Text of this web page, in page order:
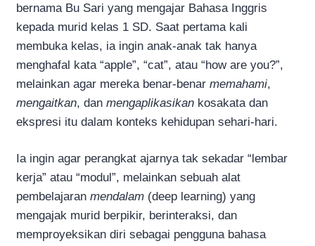
bernama Bu Sari yang mengajar Bahasa Inggris
kepada murid kelas 1 SD. Saat pertama kali
membuka kelas, ia ingin anak-anak tak hanya
menghafal kata “apple”, “cat”, atau “how are you?”,
melainkan agar mereka benar-benar memahami,
mengaitkan, dan mengaplikasikan kosakata dan
ekspresi itu dalam konteks kehidupan sehari-hari.
Ia ingin agar perangkat ajarnya tak sekadar “lembar
kerja” atau “modul”, melainkan sebuah alat
pembelajaran mendalam (deep learning) yang
mengajak murid berpikir, berinteraksi, dan
memproyeksikan diri sebagai pengguna bahasa